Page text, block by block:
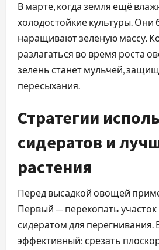
В марте, когда земля ещё
холодостойкие культуры. Они
наращивают зелёную массу.
разлагаться во время роста
зелень станет мульчей,
пересыхания.
Стратегии
сидератов и
растения
Перед высадкой овощей
Первый — перекопать участок
сидератом для перегнивания.
эффективный: срезать